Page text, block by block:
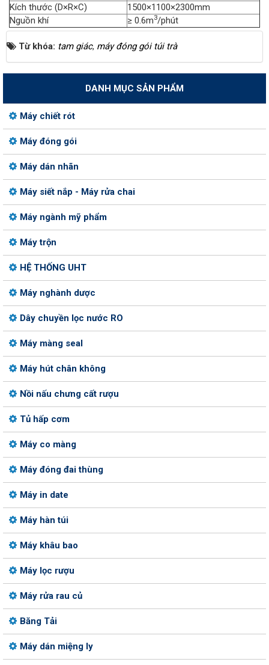
Kích thước (D×R×C)
1500×1100×2300mm
Nguồn khí
≥ 0.6m3/phút
Từ khóa: tam giác, máy đóng gói túi trà
DANH MỤC SẢN PHẨM
Máy chiết rót
Máy đóng gói
Máy dán nhãn
Máy siết nắp - Máy rửa chai
Máy ngành mỹ phẩm
Máy trộn
HỆ THỐNG UHT
Máy nghành dược
Dây chuyền lọc nước RO
Máy màng seal
Máy hút chân không
Nồi nấu chưng cất rượu
Tủ hấp cơm
Máy co màng
Máy đóng đai thùng
Máy in date
Máy hàn túi
Máy khâu bao
Máy lọc rượu
Máy rửa rau củ
Băng Tải
Máy dán miệng ly